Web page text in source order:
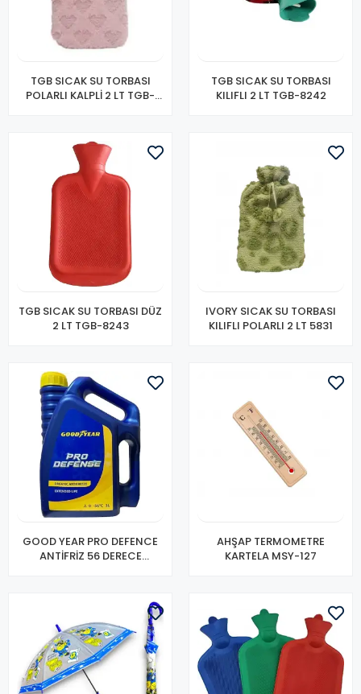
TGB SICAK SU TORBASI
POLARLI KALPLİ 2 LT TGB-
TGB SICAK SU TORBASI
KILIFLI 2 LT TGB-8242
TGB SICAK SU TORBASI DÜZ
2 LT TGB-8243
IVORY SICAK SU TORBASI
KILIFLI POLARLI 2 LT 5831
GOOD YEAR PRO DEFENCE
ANTİFRİZ 56 DERECE
AHŞAP TERMOMETRE
KARTELA MSY-127